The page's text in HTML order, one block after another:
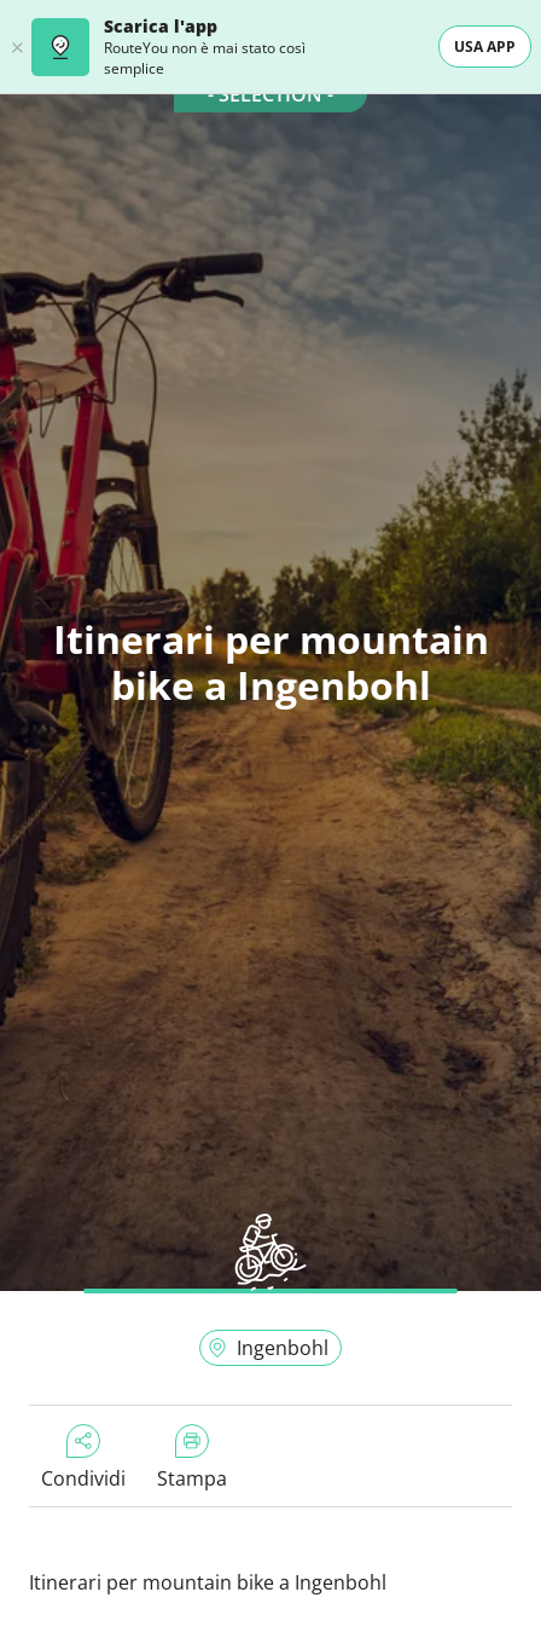
Scarica l'app
RouteYou non è mai stato così
semplice
USA APP
- SELECTION -
Itinerari per mountain
bike a Ingenbohl
Ingenbohl
Condividi Stampa
Itinerari per mountain bike a Ingenbohl